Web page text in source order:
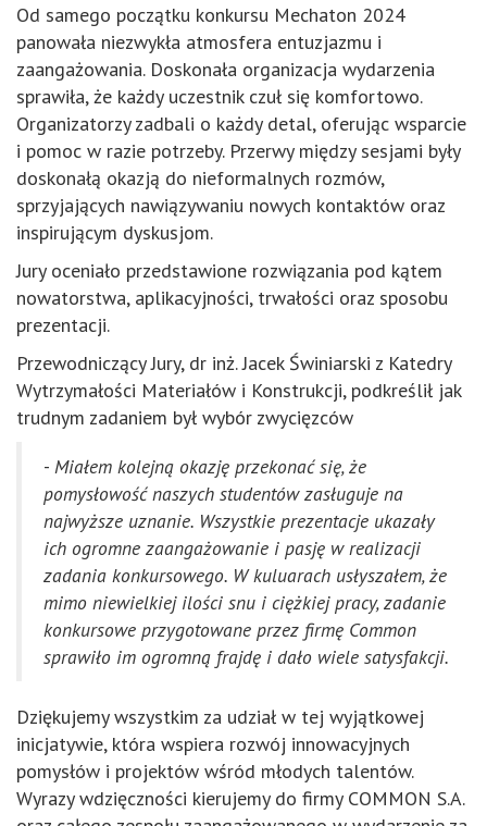
Od samego początku konkursu Mechaton 2024
panowała niezwykła atmosfera entuzjazmu i
zaangażowania. Doskonała organizacja wydarzenia
sprawiła, że każdy uczestnik czuł się komfortowo.
Organizatorzy zadbali o każdy detal, oferując wsparcie
i pomoc w razie potrzeby. Przerwy między sesjami były
doskonałą okazją do nieformalnych rozmów,
sprzyjających nawiązywaniu nowych kontaktów oraz
inspirującym dyskusjom.
Jury oceniało przedstawione rozwiązania pod kątem
nowatorstwa, aplikacyjności, trwałości oraz sposobu
prezentacji.
Przewodniczący Jury, dr inż. Jacek Świniarski z Katedry
Wytrzymałości Materiałów i Konstrukcji, podkreślił jak
trudnym zadaniem był wybór zwycięzców
- Miałem kolejną okazję przekonać się, że
pomysłowość naszych studentów zasługuje na
najwyższe uznanie. Wszystkie prezentacje ukazały
ich ogromne zaangażowanie i pasję w realizacji
zadania konkursowego. W kuluarach usłyszałem, że
mimo niewielkiej ilości snu i ciężkiej pracy, zadanie
konkursowe przygotowane przez firmę Common
sprawiło im ogromną frajdę i dało wiele satysfakcji.
Dziękujemy wszystkim za udział w tej wyjątkowej
inicjatywie, która wspiera rozwój innowacyjnych
pomysłów i projektów wśród młodych talentów.
Wyrazy wdzięczności kierujemy do firmy COMMON S.A.